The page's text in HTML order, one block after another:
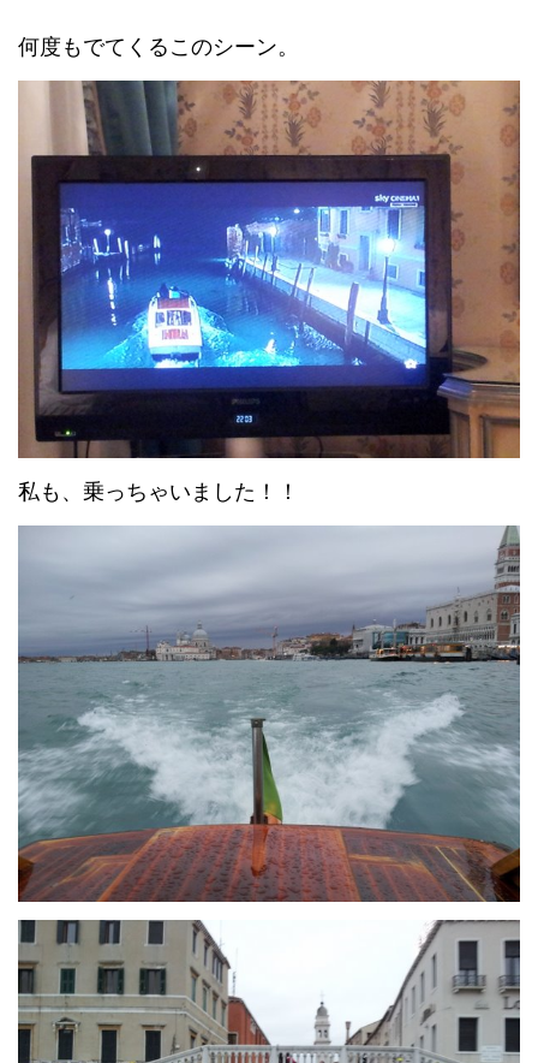
何度もでてくるこのシーン。
私も、乗っちゃいました！！